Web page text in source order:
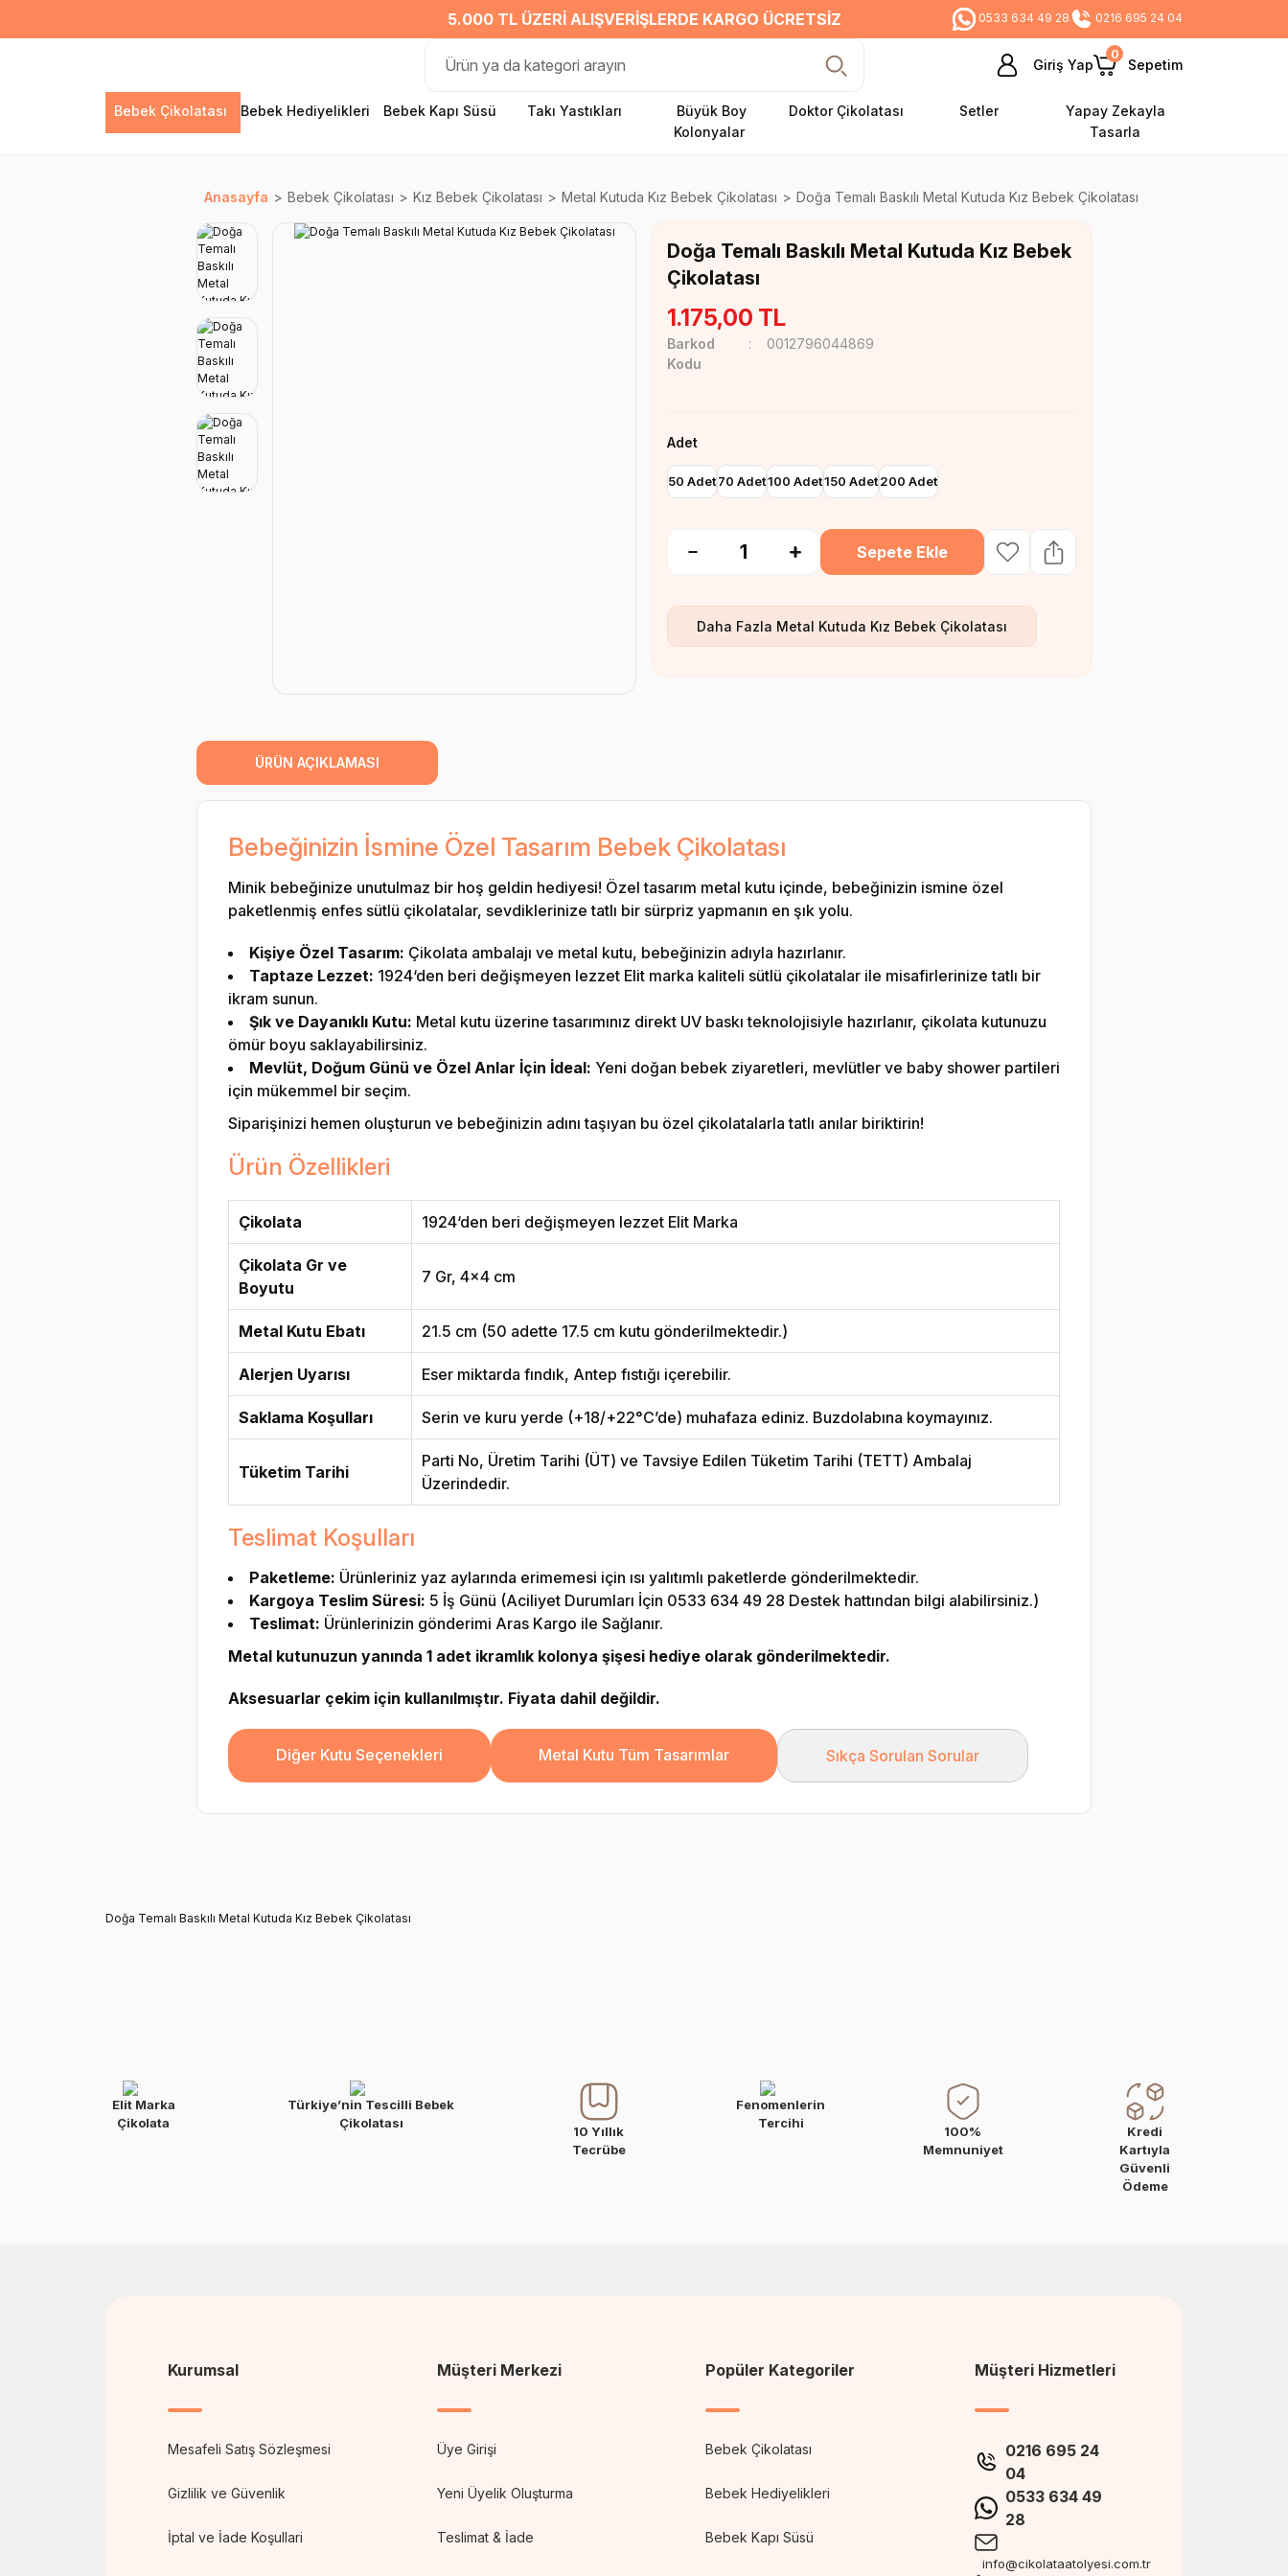
5.000 TL ÜZERI ALIŞVERIŞLERDE KARGO ÜCRETSIZ 0533 634 49 28 0216 695 24 04
Giriş Yap
0
Sepetim
Bebek Çikolatası Bebek Hediyelikleri Bebek Kapı Süsü Takı Yastıkları
Büyük Boy
Kolonyalar
Doktor Çikolatası Setler
Yapay Zekayla
Tasarla
Anasayfa Bebek Çikolatası Kız Bebek Çikolatası Metal Kutuda Kız Bebek Çikolatası Doğa Temalı Baskılı Metal Kutuda Kız Bebek Çikolatası
Doğa Temalı Baskılı Metal Kutuda Kız Bebek
Çikolatası
1.175,00 TL
Barkod
Kodu
0012796044869
Adet
50 Adet70 Adet100 Adet150 Adet200 Adet
Sepete Ekle
Daha Fazla Metal Kutuda Kız Bebek Çikolatası
ÜRÜN AÇIKLAMASI
Bebeğinizin İsmine Özel Tasarım Bebek Çikolatası
Minik bebeğinize unutulmaz bir hoş geldin hediyesi! Özel tasarım metal kutu içinde, bebeğinizin ismine özel
paketlenmiş enfes sütlü çikolatalar, sevdiklerinize tatlı bir sürpriz yapmanın en şık yolu.
Kişiye Özel Tasarım: Çikolata ambalajı ve metal kutu, bebeğinizin adıyla hazırlanır.
Taptaze Lezzet: 1924‘den beri değişmeyen lezzet Elit marka kaliteli sütlü çikolatalar ile misafirlerinize tatlı bir
ikram sunun.
Şık ve Dayanıklı Kutu: Metal kutu üzerine tasarımınız direkt UV baskı teknolojisiyle hazırlanır, çikolata kutunuzu
ömür boyu saklayabilirsiniz.
Mevlüt, Doğum Günü ve Özel Anlar İçin İdeal: Yeni doğan bebek ziyaretleri, mevlütler ve baby shower partileri
için mükemmel bir seçim.
Siparişinizi hemen oluşturun ve bebeğinizin adını taşıyan bu özel çikolatalarla tatlı anılar biriktirin!
Ürün Özellikleri
Çikolata 1924‘den beri değişmeyen lezzet Elit Marka
Çikolata Gr ve
Boyutu
7 Gr, 4x4 cm
Metal Kutu Ebatı 21.5 cm (50 adette 17.5 cm kutu gönderilmektedir.)
Alerjen Uyarısı Eser miktarda fındık, Antep fıstığı içerebilir.
Saklama Koşulları Serin ve kuru yerde (+18/+22°C’de) muhafaza ediniz. Buzdolabına koymayınız.
Tüketim Tarihi
Parti No, Üretim Tarihi (ÜT) ve Tavsiye Edilen Tüketim Tarihi (TETT) Ambalaj
Üzerindedir.
Teslimat Koşulları
Paketleme: Ürünleriniz yaz aylarında erimemesi için ısı yalıtımlı paketlerde gönderilmektedir.
Kargoya Teslim Süresi: 5 İş Günü (Aciliyet Durumları İçin 0533 634 49 28 Destek hattından bilgi alabilirsiniz.)
Teslimat: Ürünlerinizin gönderimi Aras Kargo ile Sağlanır.
Metal kutunuzun yanında 1 adet ikramlık kolonya şişesi hediye olarak gönderilmektedir.
Aksesuarlar çekim için kullanılmıştır. Fiyata dahil değildir.
Diğer Kutu Seçenekleri Metal Kutu Tüm Tasarımlar Sıkça Sorulan Sorular
Doğa Temalı Baskılı Metal Kutuda Kız Bebek Çikolatası
Elit Marka
Çikolata
Türkiye’nin Tescilli Bebek
Çikolatası
10 Yıllık
Tecrübe
Fenomenlerin
Tercihi
100%
Memnuniyet
Kredi
Kartıyla
Güvenli
Ödeme
Kurumsal
Mesafeli Satış Sözleşmesi
Gizlilik ve Güvenlik
İptal ve İade Koşullari
Müşteri Merkezi
Üye Girişi
Yeni Üyelik Oluşturma
Teslimat & İade
Popüler Kategoriler
Bebek Çikolatası
Bebek Hediyelikleri
Bebek Kapı Süsü
Müşteri Hizmetleri
0216 695 24
04
0533 634 49
28
info@cikolataatolyesi.com.tr